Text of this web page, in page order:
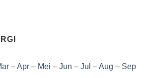
–Apr – Mei – Jun – Jul –Aug – Sep